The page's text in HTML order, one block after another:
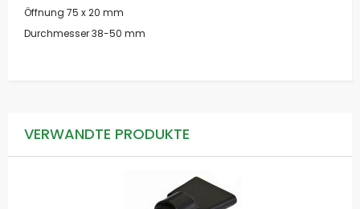
Öffnung 75 x 20 mm
Durchmesser 38-50 mm
VERWANDTE PRODUKTE